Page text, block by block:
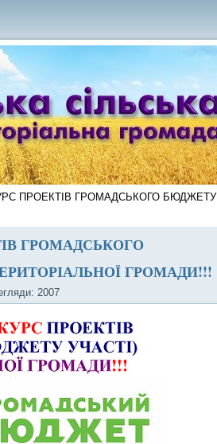
ПРОЕКТІВ ГРОМАДСЬКОГО БЮДЖЕТУ
ГРОМАДСЬКОГО
ГРОМАДИ!!!
2007